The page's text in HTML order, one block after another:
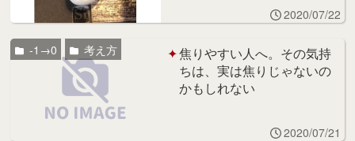
2020/07/22
焦りやすい人へ。その気持
ちは、実は焦りじゃないの
かもしれない
-1→0 考え方
2020/07/21